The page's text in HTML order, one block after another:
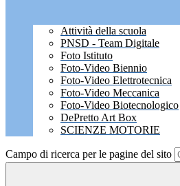
Attività della scuola
PNSD - Team Digitale
Foto Istituto
Foto-Video Biennio
Foto-Video Elettrotecnica
Foto-Video Meccanica
Foto-Video Biotecnologico
DePretto Art Box
SCIENZE MOTORIE
Campo di ricerca per le pagine del sito